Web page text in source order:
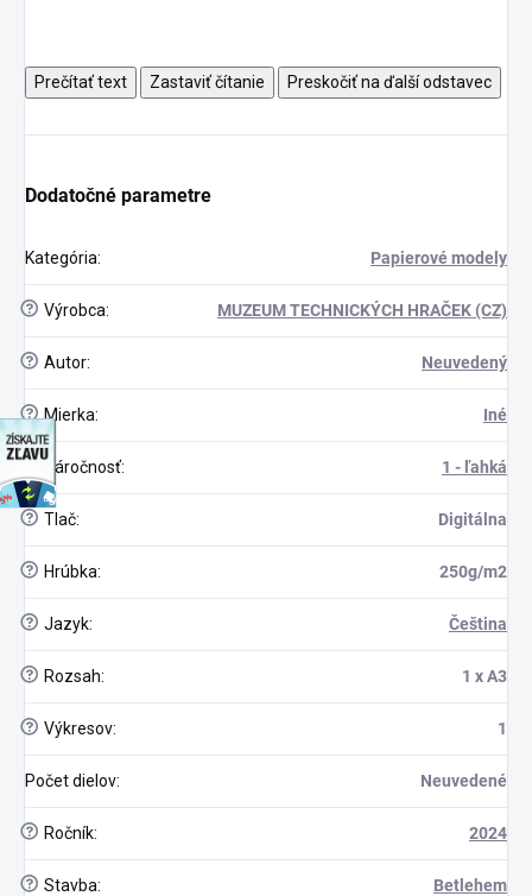
Prečítať text Zastaviť čítanie Preskočiť na ďalší odstavec
Dodatočné parametre
Kategória: Papierové modely
? Výrobca: MUZEUM TECHNICKÝCH HRAČEK (CZ)
? Autor: Neuvedený
? Mierka: Iné
? Náročnosť: 1 - ľahká
? Tlač: Digitálna
? Hrúbka: 250g/m2
? Jazyk: Čeština
? Rozsah: 1 x A3
? Výkresov: 1
Počet dielov: Neuvedené
? Ročník: 2024
? Stavba: Betlehem